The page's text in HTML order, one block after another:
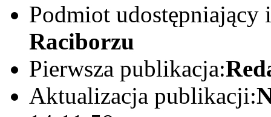
Podmiot udostępniający
Raciborzu
Pierwsza publikacja:
Aktualizacja publikacji: